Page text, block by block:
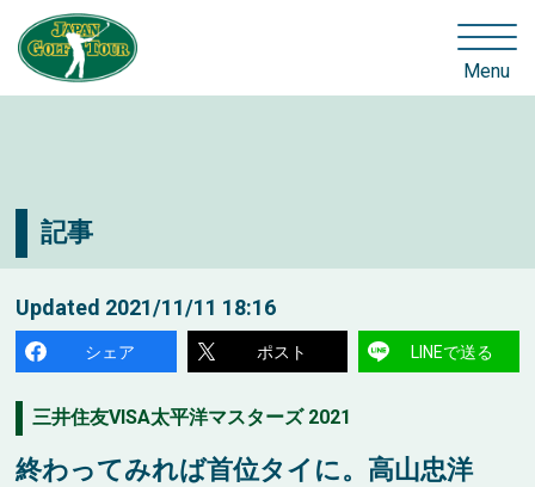
Menu
記事
Updated 2021/11/11 18:16
シェア ポスト LINEで送る
三井住友VISA太平洋マスターズ 2021
終わってみれば首位タイに。高山忠洋